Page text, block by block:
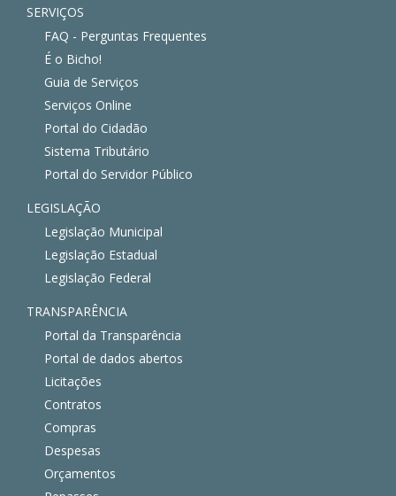
SERVIÇOS
FAQ - Perguntas Frequentes
É o Bicho!
Guia de Serviços
Serviços Online
Portal do Cidadão
Sistema Tributário
Portal do Servidor Público
LEGISLAÇÃO
Legislação Municipal
Legislação Estadual
Legislação Federal
TRANSPARÊNCIA
Portal da Transparência
Portal de dados abertos
Licitações
Contratos
Compras
Despesas
Orçamentos